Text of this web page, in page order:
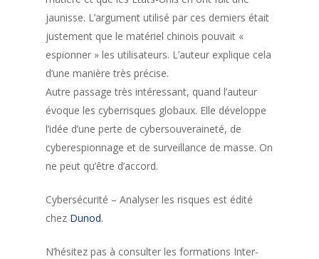
jaunisse. L’argument utilisé par ces derniers était
justement que le matériel chinois pouvait «
espionner » les utilisateurs. L’auteur explique cela
d’une manière très précise.
Autre passage très intéressant, quand l’auteur
évoque les cyberrisques globaux. Elle développe
l’idée d’une perte de cybersouveraineté, de
cyberespionnage et de surveillance de masse. On
ne peut qu’être d’accord.
Cybersécurité – Analyser les risques est édité
chez Dunod.
N’hésitez pas à consulter les formations Inter-